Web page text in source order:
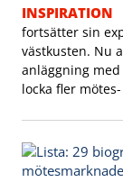
INSPIRATION
fortsätter sin
västkusten. Nu
anläggning
locka fler